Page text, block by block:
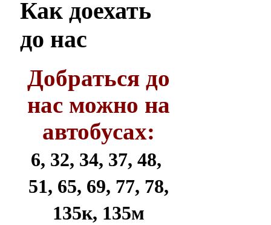
Как доехать
до нас
Добраться до
нас можно на
автобусах:
6, 32, 34, 37, 48,
51, 65, 69, 77, 78,
135к, 135м